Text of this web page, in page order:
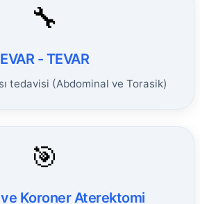
🔧
EVAR - TEVAR
tedavisi (Abdominal ve Torasik)
🎯
Koroner Aterektomi